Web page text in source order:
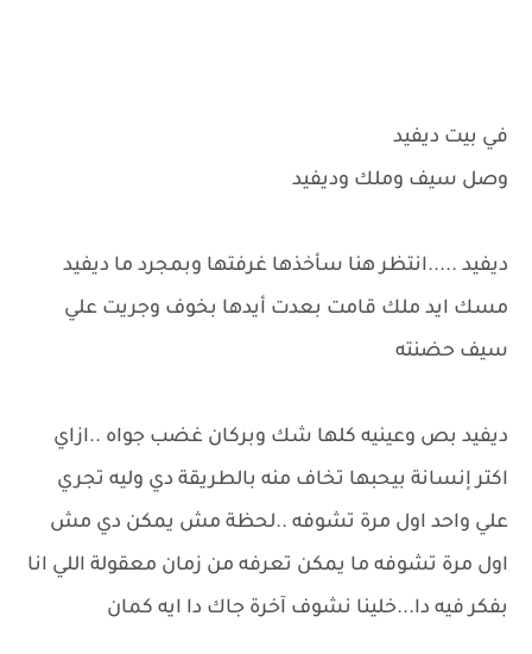
في بيت ديفيد
وصل سيف وملك وديفيد
ديفيد .....انتظر هنا سأخذها غرفتها وبمجرد ما ديفيد
مسك ايد ملك قامت بعدت أيدها بخوف وجريت علي
سيف حضنته
ديفيد بص وعينيه كلها شك وبركان غضب جواه ..ازاي
اكتر إنسانة بيحبها تخاف منه بالطريقة دي وليه تجري
علي واحد اول مرة تشوفه ..لحظة مش يمكن دي مش
اول مرة تشوفه ما يمكن تعرفه من زمان معقولة اللي انا
بفكر فيه دا...خلينا نشوف آخرة جاك دا ايه كمان